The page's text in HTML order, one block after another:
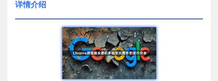
详情介绍